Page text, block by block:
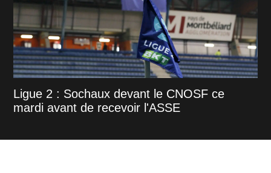
Ligue 2 : Sochaux devant le CNOSF ce
mardi avant de recevoir l'ASSE